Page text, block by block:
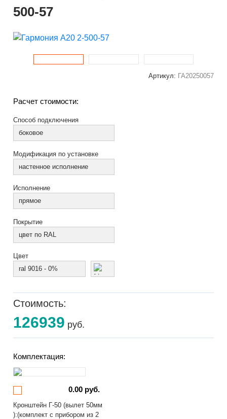
500-57
Артикул: ГА20250057
Расчет стоимости:
Способ подключения
боковое
Модификация по установке
настенное исполнение
Исполнение
прямое
Покрытие
цвет по RAL
Цвет
ral 9016 - 0%
Стоимость:
126939 руб.
Комплектация:
0.00 руб.
Кронштейн Г-50 (вылет 50мм
):(комплект с прибором из 2